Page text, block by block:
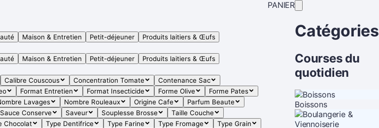
Maison & Entretien Petit-déjeuner
Produits laitiers & Œufs
Maison & Entretien Petit-déjeuner
Produits laitiers & Œufs
Calibre Couscous Concentration Tomate
Contenance Sac
Format Entretien Format Insecticide Forme Olive
Forme Pates
Lavages Nombre Rouleaux Origine Cafe
Parfum Beaute
Sauce Conserve Saveur Souplesse Brosse
Taille Couche
Chocolat Type Dentifrice Type Farine Type Fromage
Type Grain
PANIER
Catégories
Courses du
quotidien
Boissons